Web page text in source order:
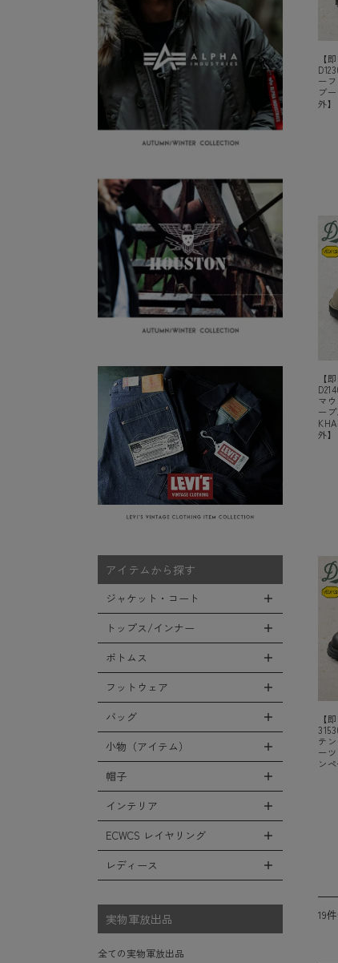
【
ー
ブ
外】
【
マ
ー
外】
【
テ
ー
ン
19
アイテムから探す
ジャケット・コート
全てのジャケット・コート
LEVEL7
フライトジャケット
M-65ジャケット
デッキジャケット
タンカースジャケット
コート
ソフトシェルジャケット
フリースジャケット
レザーアウター
ジャケットライナー
モッズコート
トップス/インナー
全てのトップス/インナー
Tシャツ
シャツ
スウェット/パーカー
セーター/カーディガン
ベスト
タンクトップ
ボトムス
全てのボトムス
カーゴパンツ
デニムパンツ
チノ，ワークパンツ
ファティーグパンツ
ナイロンパンツ
スウェットパンツ
ショートパンツ
アンダー（下着）
フットウェア
全てのフットウェア
ブーツ
シューズ・スニーカー
サンダル
レインシューズ・ブーツ
ソックス/靴下
バッグ
全てのバッグ
リュックサック
ショルダーバッグ
ヘルメットバッグ
メッセンジャーバッグ
トートバッグ
ダッフルバッグ
小物（アイテム）
全ての小物（アイテム）
グローブ（手袋）
防寒物（ネックウォーマーetc）
傘/ポンチョ
ミリタリーウォッチ
サングラス・ゴーグル
ベルト
帽子
全ての帽子
キャップ
ハット
ニット帽（ビーニー）
ベレー帽
ハンチング
キャスケット
インテリア
全てのインテリア
デスク、椅子、家具
ボックス/ガソリン缶/etc
生地・テントシェル
ECWCS レイヤリング
全てのECWCS
ミッドベースレイヤー Level.2
レディース
実物軍放出品
全ての実物軍放出品